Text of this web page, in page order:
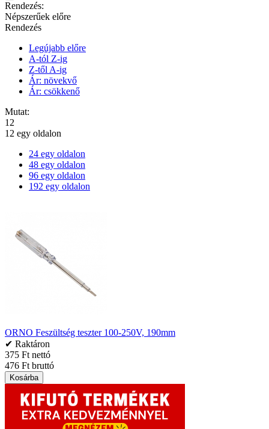
Rendezés:
Népszerűek előre
Rendezés
Legújabb előre
A-tól Z-ig
Z-től A-ig
Ár: növekvő
Ár: csökkenő
Mutat:
12
12 egy oldalon
24 egy oldalon
48 egy oldalon
96 egy oldalon
192 egy oldalon
ORNO Feszültség teszter 100-250V, 190mm
✔ Raktáron
375 Ft nettó
476 Ft bruttó
Kosárba